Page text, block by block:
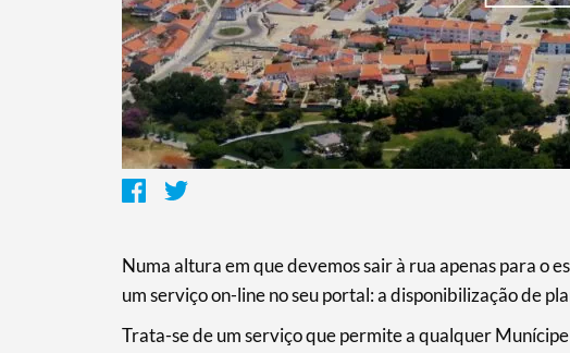
Termo de Pesquisa
Numa altura em que devemos sair à rua apenas para o
um serviço on-line no seu portal: a disponibilização de
Trata-se de um serviço que permite a qualquer